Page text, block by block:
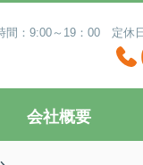
間：9:00～19：00 定休
会社概要